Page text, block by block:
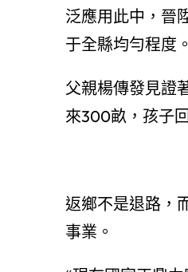
泛應用此中，晉
于全縣均勻程度。
父親楊傳發見證
來300畝，孩子
返鄉不是退路，
事業。